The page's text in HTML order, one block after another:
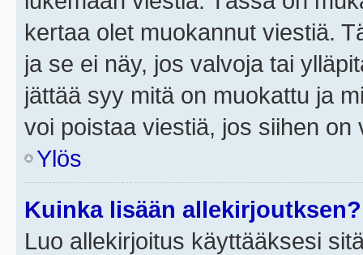
kertaa olet muokannut viestiä.
ja se ei näy, jos valvoja tai
jättää syy mitä on muokattu ja
voi poistaa viestiä, jos siihen on
Ylös
Kuinka lisään allekirjoutksen?
Luo allekirjoitus käyttääksesi